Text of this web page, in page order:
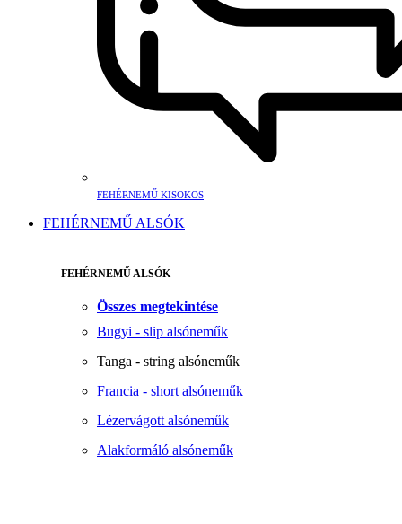
FEHÉRNEMŰ KISOKOS
FEHÉRNEMŰ ALSÓK
FEHÉRNEMŰ ALSÓK
Összes megtekintése
Bugyi - slip alsóneműk
Tanga - string alsóneműk
Francia - short alsóneműk
Lézervágott alsóneműk
Alakformáló alsóneműk